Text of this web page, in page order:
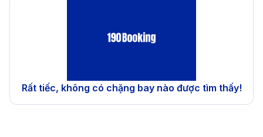
Rất tiếc, không có chặng bay nào được tìm thấy!